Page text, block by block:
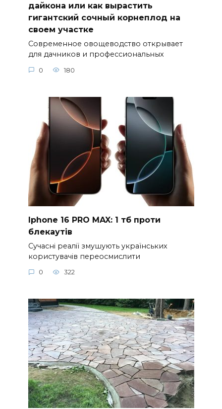
дайкона или как вырастить
гигантский сочный корнеплод на
своем участке
Современное овощеводство открывает
для дачников и профессиональных
0 180
Iphone 16 PRO MAX: 1 тб проти
блекаутів
Сучасні реалії змушують українських
користувачів переосмислити
0 322